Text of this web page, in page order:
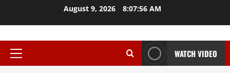
August 9, 2026 8:07:57 AM
Primary
WATCH VIDEO